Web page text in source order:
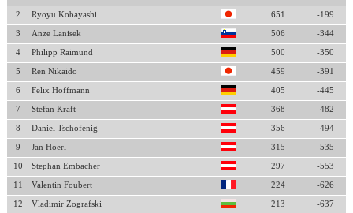
2 Ryoyu Kobayashi 651 -199
3 Anze Lanisek 506 -344
4 Philipp Raimund 500 -350
5 Ren Nikaido 459 -391
6 Felix Hoffmann 405 -445
7 Stefan Kraft 368 -482
8 Daniel Tschofenig 356 -494
9 Jan Hoerl 315 -535
10 Stephan Embacher 297 -553
11 Valentin Foubert 224 -626
12 Vladimir Zografski 213 -637